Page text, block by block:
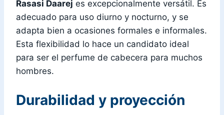
Rasasi Daarej es excepcionalmente versátil. Es
adecuado para uso diurno y nocturno, y se
adapta bien a ocasiones formales e informales.
Esta flexibilidad lo hace un candidato ideal
para ser el perfume de cabecera para muchos
hombres.
Durabilidad y proyección